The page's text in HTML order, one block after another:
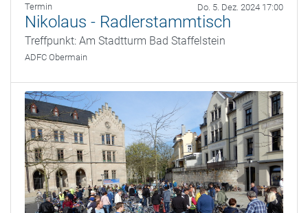
Termin Do. 5. Dez. 2024 17:00
Nikolaus - Radlerstammtisch
Treffpunkt: Am Stadtturm Bad Staffelstein
ADFC Obermain